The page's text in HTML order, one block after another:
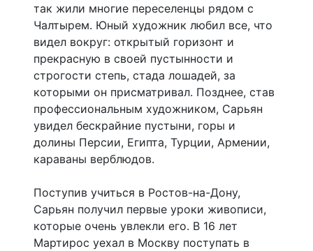
так жили многие переселенцы рядом с
Чалтырем. Юный художник любил все, что
видел вокруг: открытый горизонт и
прекрасную в своей пустынности и
строгости степь, стада лошадей, за
которыми он присматривал. Позднее, став
профессиональным художником, Сарьян
увидел бескрайние пустыни, горы и
долины Персии, Египта, Турции, Армении,
караваны верблюдов.
Поступив учиться в Ростов-на-Дону,
Сарьян получил первые уроки живописи,
которые очень увлекли его. В 16 лет
Мартирос уехал в Москву поступать в